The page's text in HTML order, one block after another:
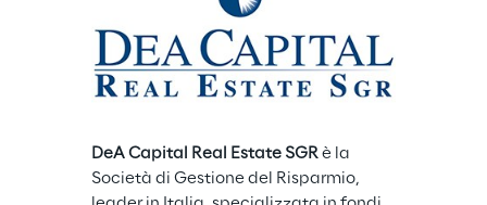
DeA Capital Real Estate SGR è la
Società di Gestione del Risparmio,